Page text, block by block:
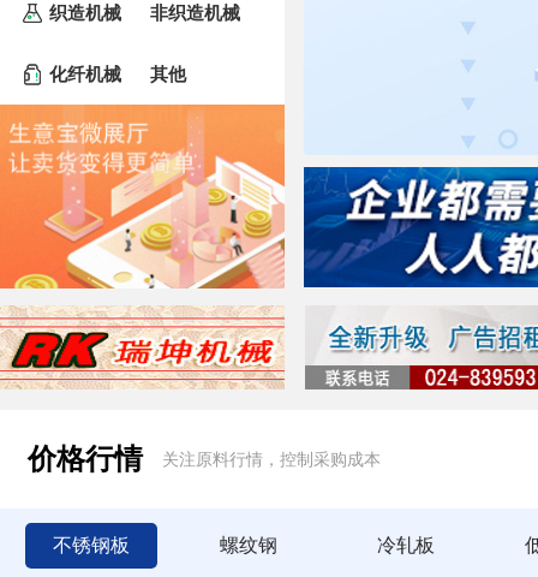
织造机械 非织造机械
化纤机械 其他
价格行情 关注原料行情，控制采购成本
不锈钢板 螺纹钢 冷轧板